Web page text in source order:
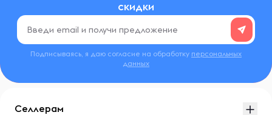
скидки
Подписываясь, я даю согласие на обработку персональных
данных
Селлерам